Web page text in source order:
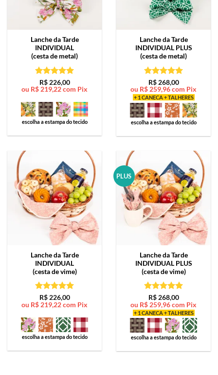
Lanche da Tarde
INDIVIDUAL
(cesta de metal)
Avaliação5
de 5
R$226,00
ou R$ 219,22com Pix
escolha a estampa do tecido
Lanche da Tarde
INDIVIDUAL PLUS
(cesta de metal)
Avaliação5
de 5
R$268,00
ou R$ 259,96com Pix
+ 1 CANECA + TALHERES
escolha a estampa do tecido
Lanche da Tarde
INDIVIDUAL
(cesta de vime)
Avaliação5
de 5
R$226,00
ou R$ 219,22com Pix
escolha a estampa do tecido
PLUS
Lanche da Tarde
INDIVIDUAL PLUS
(cesta de vime)
Avaliação5
de 5
R$268,00
ou R$ 259,96com Pix
+ 1 CANECA + TALHERES
escolha a estampa do tecido